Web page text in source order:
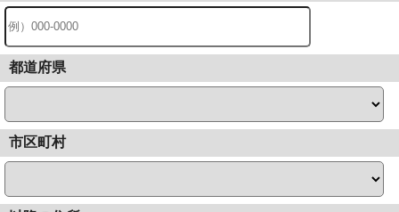
都道府県
市区町村